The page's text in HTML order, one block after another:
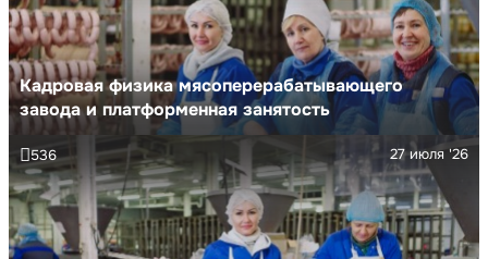
Кадровая физика мясоперерабатывающего
завода и платформенная занятость
27 июля '26
536